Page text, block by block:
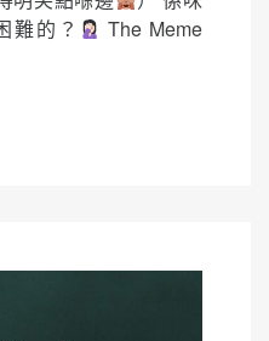
難的？
The Meme